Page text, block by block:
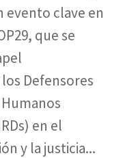
evento clave en
que se
Defensores
en el
y la justicia...